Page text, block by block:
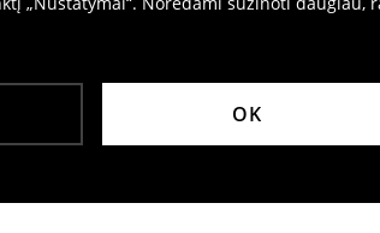
OK